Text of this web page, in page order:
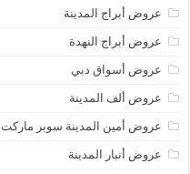
عروض أبراج المدينة
عروض أبراج النهدة
عروض أسواق دبي
عروض ألف المدينة
عروض أمين المدينة سوبر ماركت
عروض أنبار المدينة